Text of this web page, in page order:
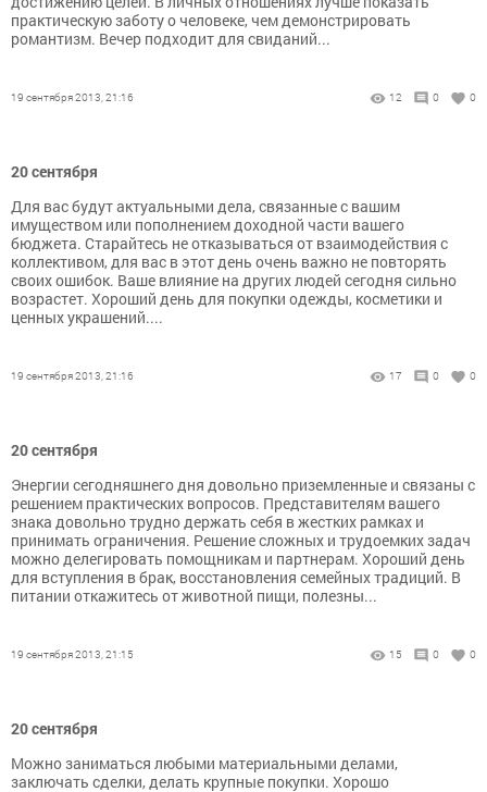
практическую заботу о человеке, чем демонстрировать
романтизм. Вечер подходит для свиданий...
19 сентября 2013, 21:16 12 0 0
20 сентября
Для вас будут актуальными дела, связанные с вашим
имуществом или пополнением доходной части вашего
бюджета. Старайтесь не отказываться от взаимодействия с
коллективом, для вас в этот день очень важно не повторять
своих ошибок. Ваше влияние на других людей сегодня сильно
возрастет. Хороший день для покупки одежды, косметики и
ценных украшений....
19 сентября 2013, 21:16 17 0 0
20 сентября
Энергии сегодняшнего дня довольно приземленные и связаны с
решением практических вопросов. Представителям вашего
знака довольно трудно держать себя в жестких рамках и
принимать ограничения. Решение сложных и трудоемких задач
можно делегировать помощникам и партнерам. Хороший день
для вступления в брак, восстановления семейных традиций. В
питании откажитесь от животной пищи, полезны...
19 сентября 2013, 21:15 15 0 0
20 сентября
Можно заниматься любыми материальными делами,
заключать сделки, делать крупные покупки. Хорошо